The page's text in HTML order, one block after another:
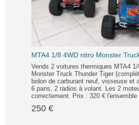
MTA4 1/8 4WD nitro Monster
Vends 2 voitures thermiques MTA4
Monster Truck Thunder Tiger
bidon de carburant neuf, visseuse et
6 pans, 2 radios à volant. Les 2
correctement. Prix : 320 € l'ensemble
250 €